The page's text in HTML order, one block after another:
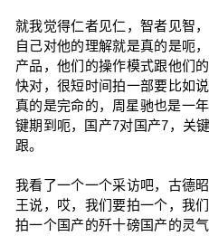
就我觉得仁者见仁，智者见智
自己对他的理解就是真的是呃
产品，他们的操作模式跟他们
快对，很短时间拍一部要比如
真的是完命的，周星驰也是一
键期到呃，国产7对国产7，关
跟。
我看了一个一个采访吧，古德
王说，哎，我们要拍一个，我
拍一个国产的歼十磅国产的灵